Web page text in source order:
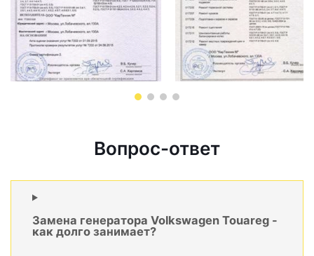
Вопрос-ответ
Замена генератора Volkswagen Touareg -
как долго занимает?